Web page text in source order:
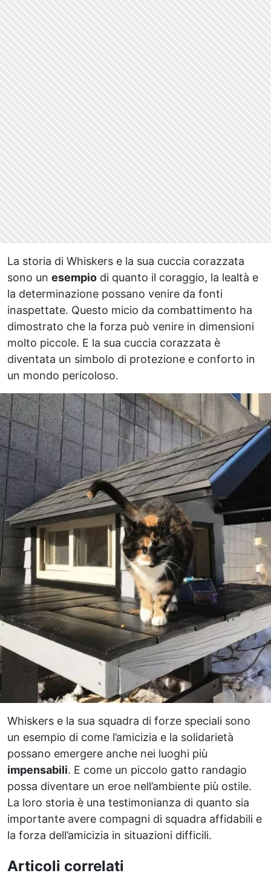
La storia di Whiskers e la sua cuccia corazzata
sono un esempio di quanto il coraggio, la lealtà e
la determinazione possano venire da fonti
inaspettate. Questo micio da combattimento ha
dimostrato che la forza può venire in dimensioni
molto piccole. E la sua cuccia corazzata è
diventata un simbolo di protezione e conforto in
un mondo pericoloso.
Whiskers e la sua squadra di forze speciali sono
un esempio di come l’amicizia e la solidarietà
possano emergere anche nei luoghi più
impensabili. E come un piccolo gatto randagio
possa diventare un eroe nell’ambiente più ostile.
La loro storia è una testimonianza di quanto sia
importante avere compagni di squadra affidabili e
la forza dell’amicizia in situazioni difficili.
Articoli correlati